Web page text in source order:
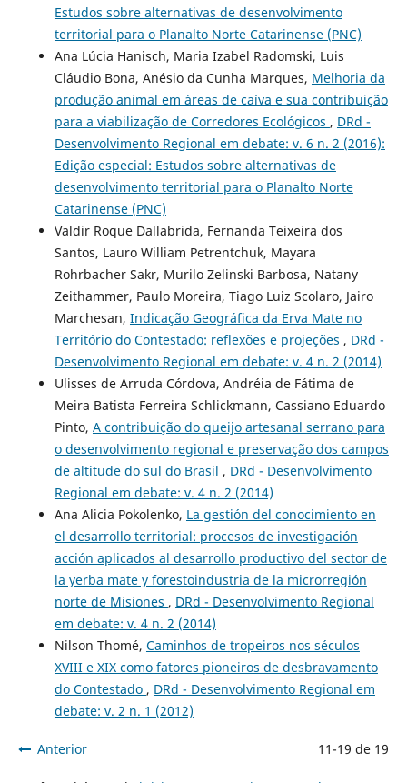
Estudos sobre alternativas de desenvolvimento
territorial para o Planalto Norte Catarinense (PNC)
Ana Lúcia Hanisch, Maria Izabel Radomski, Luis
Cláudio Bona, Anésio da Cunha Marques, Melhoria da
produção animal em áreas de caíva e sua contribuição
para a viabilização de Corredores Ecológicos , DRd -
Desenvolvimento Regional em debate: v. 6 n. 2 (2016):
Edição especial: Estudos sobre alternativas de
desenvolvimento territorial para o Planalto Norte
Catarinense (PNC)
Valdir Roque Dallabrida, Fernanda Teixeira dos
Santos, Lauro William Petrentchuk, Mayara
Rohrbacher Sakr, Murilo Zelinski Barbosa, Natany
Zeithammer, Paulo Moreira, Tiago Luiz Scolaro, Jairo
Marchesan, Indicação Geográfica da Erva Mate no
Território do Contestado: reflexões e projeções , DRd -
Desenvolvimento Regional em debate: v. 4 n. 2 (2014)
Ulisses de Arruda Córdova, Andréia de Fátima de
Meira Batista Ferreira Schlickmann, Cassiano Eduardo
Pinto, A contribuição do queijo artesanal serrano para
o desenvolvimento regional e preservação dos campos
de altitude do sul do Brasil , DRd - Desenvolvimento
Regional em debate: v. 4 n. 2 (2014)
Ana Alicia Pokolenko, La gestión del conocimiento en
el desarrollo territorial: procesos de investigación
acción aplicados al desarrollo productivo del sector de
la yerba mate y forestoindustria de la microrregión
norte de Misiones , DRd - Desenvolvimento Regional
em debate: v. 4 n. 2 (2014)
Nilson Thomé, Caminhos de tropeiros nos séculos
XVIII e XIX como fatores pioneiros de desbravamento
do Contestado , DRd - Desenvolvimento Regional em
debate: v. 2 n. 1 (2012)
Anterior 11-19 de 19